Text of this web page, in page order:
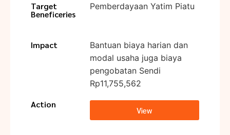
Target
Beneficeries
Pemberdayaan Yatim Piatu
Impact
Bantuan biaya harian dan
modal usaha juga biaya
pengobatan Sendi
Rp11,755,562
Action
View